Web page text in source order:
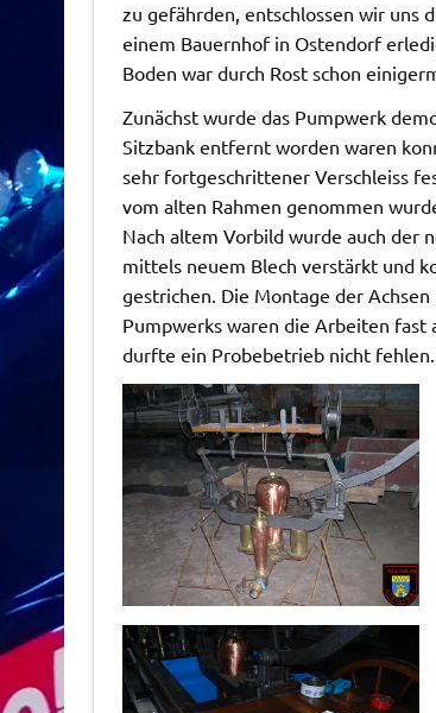
zu gefährden, entschlossen wir uns
einem Bauernhof in Ostendorf
Boden war durch Rost schon
Zunächst wurde das Pumpwerk
Sitzbank entfernt worden waren
sehr fortgeschrittener Verschleiss
vom alten Rahmen genommen
Nach altem Vorbild wurde auch der
mittels neuem Blech verstärkt und
gestrichen. Die Montage der Achsen
Pumpwerks waren die Arbeiten fast
durfte ein Probebetrieb nicht fehlen.